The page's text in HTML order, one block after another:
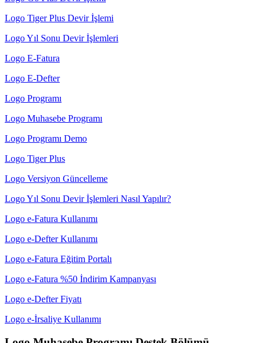
Logo Tiger Plus Devir İşlemi
Logo Yıl Sonu Devir İşlemleri
Logo E-Fatura
Logo E-Defter
Logo Programı
Logo Muhasebe Programı
Logo Programı Demo
Logo Tiger Plus
Logo Versiyon Güncelleme
Logo Yıl Sonu Devir İşlemleri Nasıl Yapılır?
Logo e-Fatura Kullanımı
Logo e-Defter Kullanımı
Logo e-Fatura Eğitim Portalı
Logo e-Fatura %50 İndirim Kampanyası
Logo e-Defter Fiyatı
Logo e-İrsaliye Kullanımı